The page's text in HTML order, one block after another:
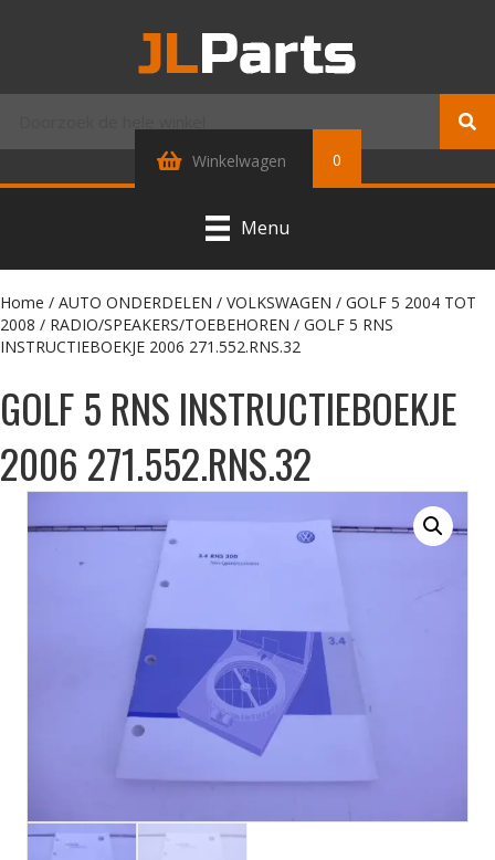
Winkelwagen 0
Menu
Home / AUTO ONDERDELEN / VOLKSWAGEN / GOLF 5 2004 TOT
2008 / RADIO/SPEAKERS/TOEBEHOREN / GOLF 5 RNS
INSTRUCTIEBOEKJE 2006 271.552.RNS.32
GOLF 5 RNS INSTRUCTIEBOEKJE
2006 271.552.RNS.32